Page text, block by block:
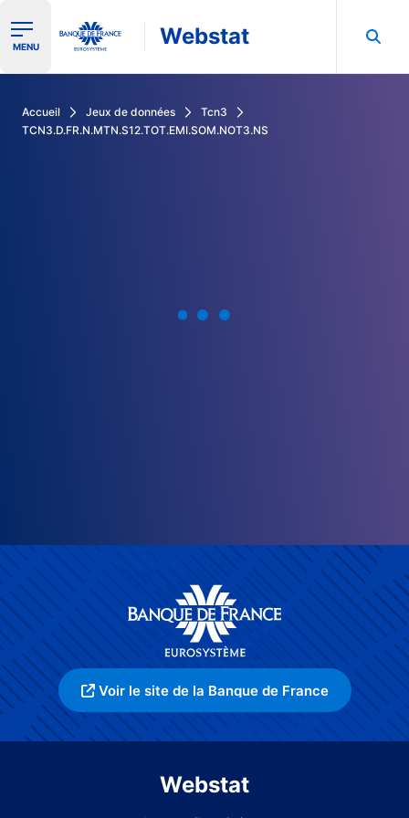
Ouvrir le menu de navigation
MENU Webstat
Accueil Jeux de données
Tcn3
TCN3.D.FR.N.MTN.S12.TOT.EMI.SOM.NOT3.NS
Voir le site de la Banque de France
Webstat